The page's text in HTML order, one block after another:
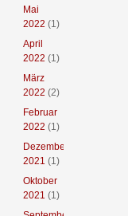
Mai
2022 (1)
April
2022 (1)
März
2022 (2)
Februar
2022 (1)
Dezember
2021 (1)
Oktober
2021 (1)